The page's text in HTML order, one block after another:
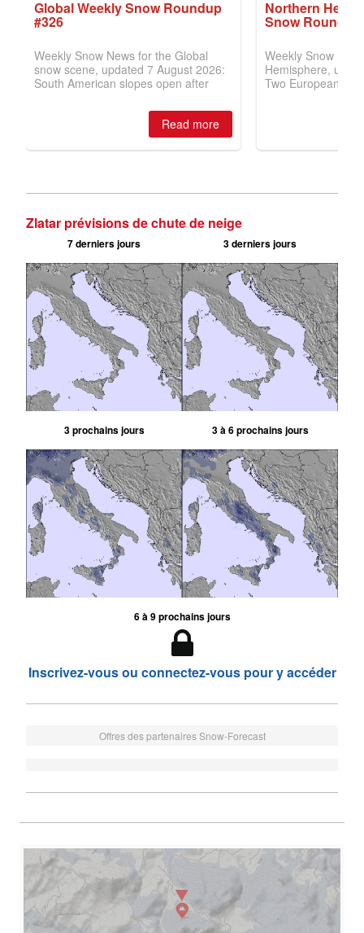
Zlatar prévisions de chute de neige
7 derniers jours 3 derniers jours
3 prochains jours 3 à 6 prochains jours
6 à 9 prochains jours
Inscrivez-vous ou connectez-vous pour y accéder
Offres des partenaires Snow-Forecast